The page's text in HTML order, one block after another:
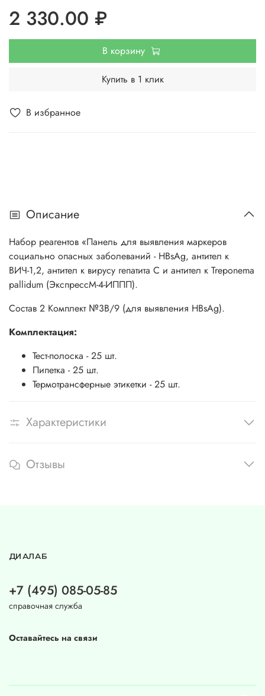
В избранное
2 330.00 ₽
В корзину
Купить в 1 клик
Описание
Набор реагентов «Панель для выявления маркеров
социально опасных заболеваний - HBsAg, антител к
ВИЧ-1,2, антител к вирусу гепатита С и антител к Treponema
pallidum (ЭкспрессМ-4-ИППП).
Состав 2 Комплект №3В/9 (для выявления HBsAg).
Комплектация:
Тест-полоска - 25 шт.
Пипетка - 25 шт.
Термотрансферные этикетки - 25 шт.
Характеристики
Отзывы
ДИАЛАБ
+7 (495) 085-05-85
справочная служба
Оставайтесь на связи